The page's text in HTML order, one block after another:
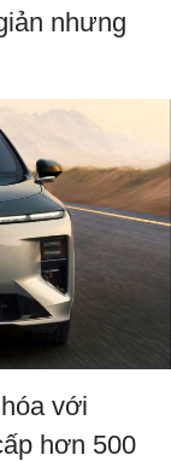
nhưng
với
hơn 500